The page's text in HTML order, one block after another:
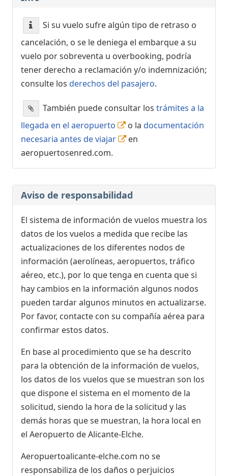
Si su vuelo sufre algún tipo de retraso o
cancelación, o se le deniega el embarque a su
vuelo por sobreventa u overbooking, podría
tener derecho a reclamación y/o indemnización;
consulte los derechos del pasajero.
También puede consultar los trámites a la
llegada en el aeropuerto
o la documentación
necesaria antes de viajar
en
aeropuertosenred.com.
Aviso de responsabilidad
El sistema de información de vuelos muestra los
datos de los vuelos a medida que recibe las
actualizaciones de los diferentes nodos de
información (aerolíneas, aeropuertos, tráfico
aéreo, etc.), por lo que tenga en cuenta que si
hay cambios en la información algunos nodos
pueden tardar algunos minutos en actualizarse.
Por favor, contacte con su compañía aérea para
confirmar estos datos.
En base al procedimiento que se ha descrito
para la obtención de la información de vuelos,
los datos de los vuelos que se muestran son los
que dispone el sistema en el momento de la
solicitud, siendo la hora de la solicitud y las
demás horas que se muestran, la hora local en
el Aeropuerto de Alicante-Elche.
Aeropuertoalicante-elche.com no se
responsabiliza de los daños o perjuicios